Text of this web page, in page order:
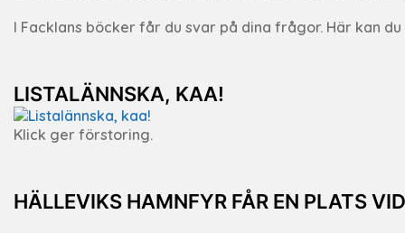
I Facklans böcker får du svar på dina frågor. Här kan
LISTALÄNNSKA, KAA!
Klick ger förstoring.
HÄLLEVIKS HAMNFYR FÅR EN PLATS